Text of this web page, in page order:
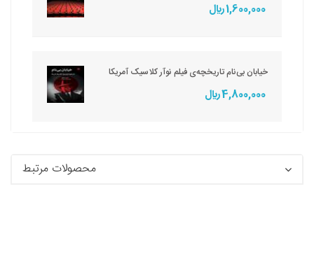
1,600,000 ريال
خیابان بی‌نام تاریخچه‌ی فیلم نوآر کلاسیک آمریکا
4,800,000 ريال
محصولات مرتبط